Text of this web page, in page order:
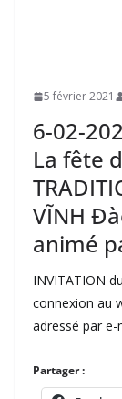
5 février 2021
6-02-
La fête
VĨNH
animé
INVITATION
connexion au
adressé par e-
Partager :